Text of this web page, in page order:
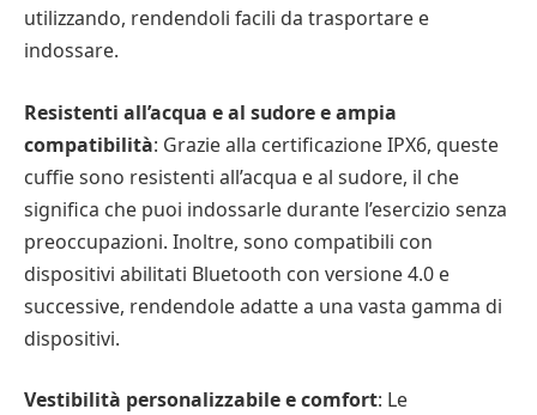
utilizzando, rendendoli facili da trasportare e
indossare.
Resistenti all’acqua e al sudore e ampia
compatibilità: Grazie alla certificazione IPX6, queste
cuffie sono resistenti all’acqua e al sudore, il che
significa che puoi indossarle durante l’esercizio senza
preoccupazioni. Inoltre, sono compatibili con
dispositivi abilitati Bluetooth con versione 4.0 e
successive, rendendole adatte a una vasta gamma di
dispositivi.
Vestibilità personalizzabile e comfort: Le